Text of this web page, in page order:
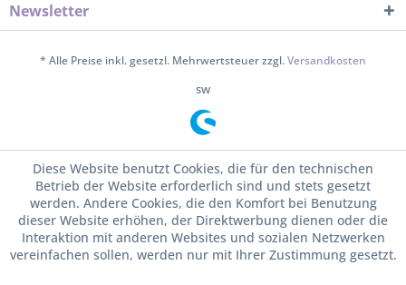
Newsletter
* Alle Preise inkl. gesetzl. Mehrwertsteuer zzgl.Versandkosten
sw
Diese Website benutzt Cookies, die für den technischen
Betrieb der Website erforderlich sind und stets gesetzt
werden. Andere Cookies, die den Komfort bei Benutzung
dieser Website erhöhen, der Direktwerbung dienen oder die
Interaktion mit anderen Websites und sozialen Netzwerken
vereinfachen sollen, werden nur mit Ihrer Zustimmung gesetzt.